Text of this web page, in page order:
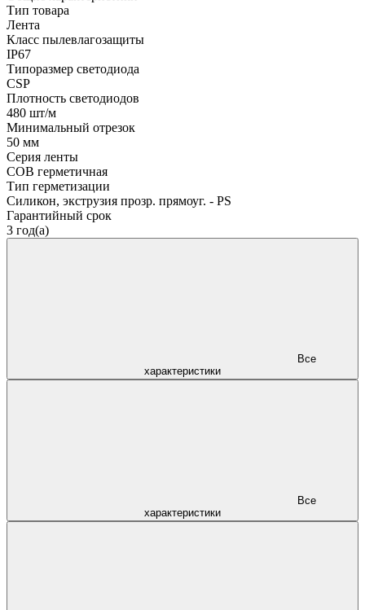
Тип товара
Лента
Класс пылевлагозащиты
IP67
Типоразмер светодиода
CSP
Плотность светодиодов
480 шт/м
Минимальный отрезок
50 мм
Серия ленты
COB герметичная
Тип герметизации
Силикон, экструзия прозр. прямоуг. - PS
Гарантийный срок
3 год(а)
характеристики
характеристики